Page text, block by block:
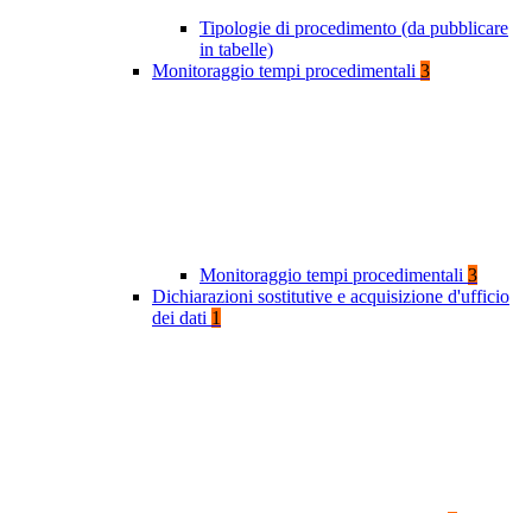
Tipologie di procedimento (da pubblicare
in tabelle)
Monitoraggio tempi procedimentali 3
Monitoraggio tempi procedimentali 3
Dichiarazioni sostitutive e acquisizione d'ufficio
dei dati 1